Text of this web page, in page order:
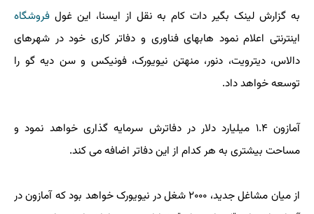
به گزارش لینک بگیر دات کام به نقل از ایسنا، این غول فروشگاه
اینترنتی اعلام نمود هابهای فناوری و دفاتر کاری خود در شهرهای
دالاس، دیترویت، دنور، منهتن نیویورک، فونیکس و سن دیه گو را
توسعه خواهد داد.
آمازون ۱.۴ میلیارد دلار در دفاترش سرمایه گذاری خواهد نمود و
مساحت بیشتری به هر کدام از این دفاتر اضافه می کند.
از میان مشاغل جدید، ۲۰۰۰ شغل در نیویورک خواهد بود که آمازون در